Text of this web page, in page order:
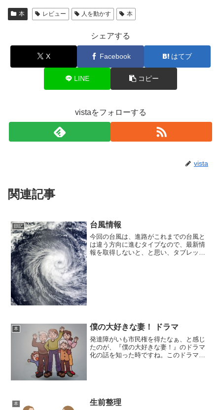
本 レビュー 人を動かす 本
シェアする
X Facebook はてブ
LINE コピー
vistaをフォローする
vista
関連記事
日記 台風情報
今回の台風は、進路がこれまでの台風と
は違う方向に進むタイプなので、最新情
報を取得しないと、と思い、タブレット
本 僕の大好きな妻！ ドラマ
発達障がいも市民権を得たなぁ、と感じ
たのが、『僕の大好きな妻！』のドラマ
化の話を知った時ですね。このドラマ
本 生前整理